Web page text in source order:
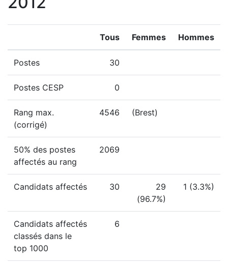
Tous Femmes Hommes
Postes 30
Postes CESP 0
Rang max.
(corrigé)
4546 (Brest)
50% des postes
affectés au rang
2069
Candidats affectés 30
29
(96.7%)
1 (3.3%)
Candidats affectés
classés dans le
top 1000
6